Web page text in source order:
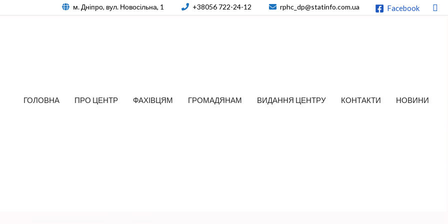
м. Дніпро, вул. Новосільна, 1 +38056 722-24-12 rphc_dp@statinfo.com.ua Facebook
ГОЛОВНА ПРО ЦЕНТР ФАХІВЦЯМ ГРОМАДЯНАМ ВИДАННЯ ЦЕНТРУ КОНТАКТИ НОВИНИ